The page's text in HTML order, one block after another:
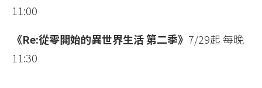
11:00
《Re:從零開始的異世界生活 第二季》 7/29起 每晚
11:30